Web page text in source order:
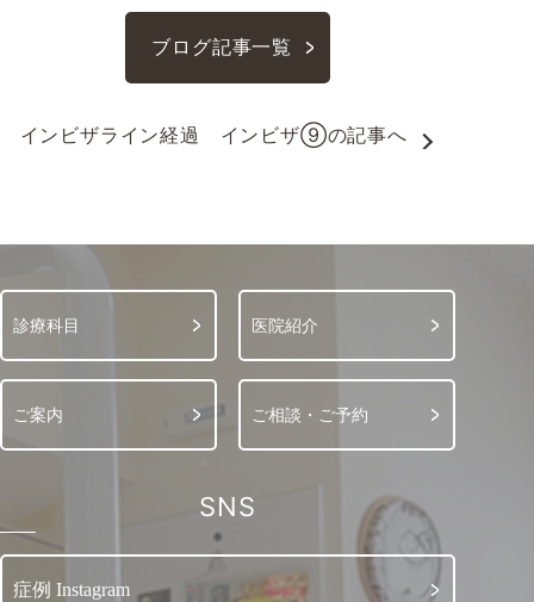
ブログ記事一覧
インビザライン経過　インビザ⑨の記事へ
診療科目 医院紹介
ご案内 ご相談・ご予約
SNS
症例 Instagram